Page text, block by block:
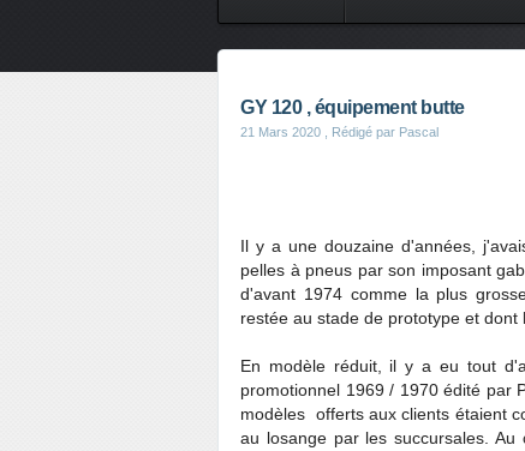
GY 120 , équipement butte
21 Mars 2020 , Rédigé par Pascal
Il y a une douzaine d'années,
pelles à pneus par son imposant
d'avant 1974 comme la plus
restée au stade de prototype et dont
En modèle réduit, il y a eu tout
promotionnel 1969 / 1970 édité par
modèles offerts aux clients étaient
au losange par les succursales.